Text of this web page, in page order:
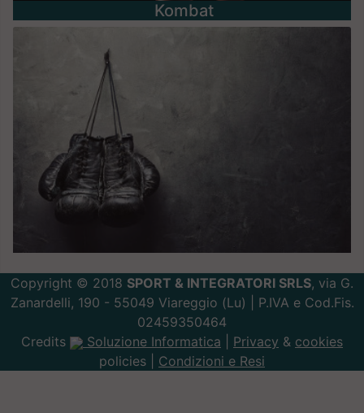
Kombat
Copyright © 2018 SPORT & INTEGRATORI SRLS, via G.
Zanardelli, 190 - 55049 Viareggio (Lu) | P.IVA e Cod.Fis.
02459350464
Credits
Soluzione Informatica Privacy & cookies
policies | Condizioni e Resi